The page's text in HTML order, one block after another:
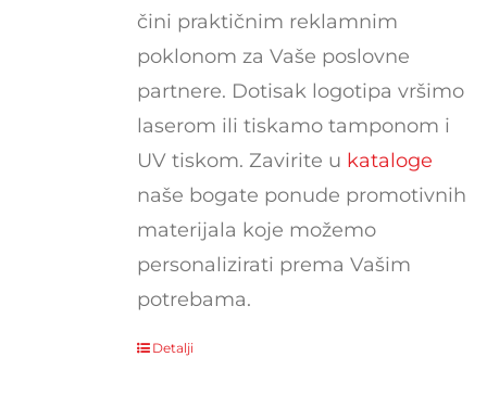
čini praktičnim reklamnim
poklonom za Vaše poslovne
partnere. Dotisak logotipa vršimo
laserom ili tiskamo tamponom i
UV tiskom. Zavirite u kataloge
naše bogate ponude promotivnih
materijala koje možemo
personalizirati prema Vašim
potrebama.
Detalji